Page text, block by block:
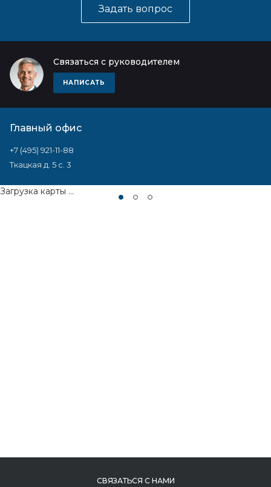
Задать вопрос
Связаться с руководителем
НАПИСАТЬ
Главный офис
+7 (495) 921-11-88
Ткацкая д. 5 с. 3
Загрузка карты ...
СВЯЗАТЬСЯ С НАМИ